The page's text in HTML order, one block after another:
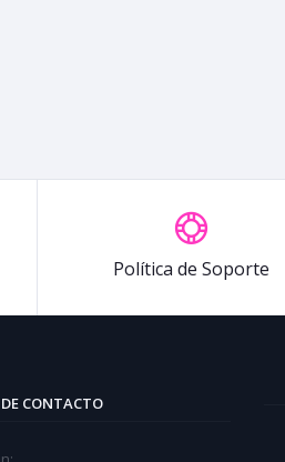
Política de Soporte
CONTACTO